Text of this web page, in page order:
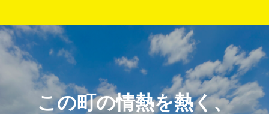
この町の情熱を熱く、